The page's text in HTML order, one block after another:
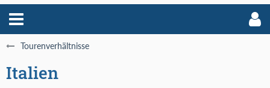
Tourenverhältnisse
Italien